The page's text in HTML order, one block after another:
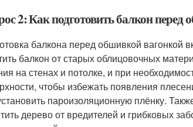
2: Как подготовить балкон перед
балкона перед обшивкой вагонкой
балкон от старых облицовочных
на стенах и потолке, и при
чтобы избежать появления
пароизоляционную плёнку.
дерево от вредителей и грибковых